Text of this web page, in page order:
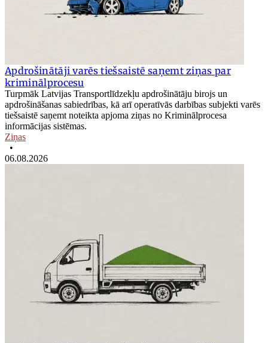
Apdrošinātāji varēs tiešsaistē saņemt ziņas par
kriminālprocesu
Turpmāk Latvijas Transportlīdzekļu apdrošinātāju birojs un
apdrošināšanas sabiedrības, kā arī operatīvās darbības subjekti varēs
tiešsaistē saņemt noteikta apjoma ziņas no Kriminālprocesa
informācijas sistēmas.
Ziņas
•
06.08.2026